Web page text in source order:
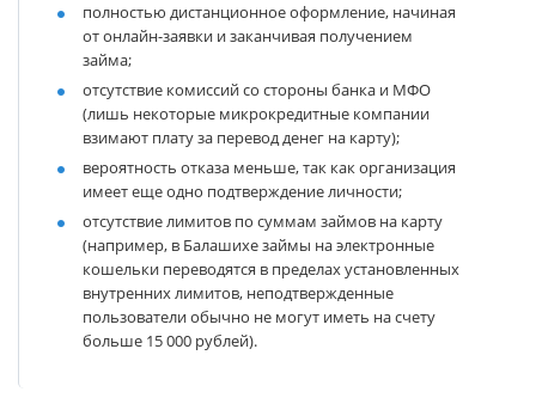
полностью дистанционное оформление, начиная
от онлайн-заявки и заканчивая получением
займа;
отсутствие комиссий со стороны банка и МФО
(лишь некоторые микрокредитные компании
взимают плату за перевод денег на карту);
вероятность отказа меньше, так как организация
имеет еще одно подтверждение личности;
отсутствие лимитов по суммам займов на карту
(например, в Балашихе займы на электронные
кошельки переводятся в пределах установленных
внутренних лимитов, неподтвержденные
пользователи обычно не могут иметь на счету
больше 15 000 рублей).